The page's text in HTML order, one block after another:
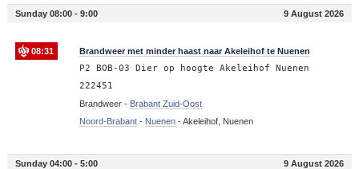
Sunday 08:00 - 9:00 9 August 2026
08:31 Brandweer met minder haast naar Akeleihof te Nuenen
P2 BOB-03 Dier op hoogte Akeleihof Nuenen
222451
Brandweer - Brabant Zuid-Oost
Noord-Brabant- Nuenen-Akeleihof, Nuenen
Sunday 04:00 - 5:00 9 August 2026